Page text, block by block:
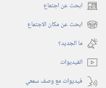
ابحث عن اجتماع (يفتح
نافذة ابحث عن مكان الاجتماع (يفتح
نافذة
جديدة)
ما الجديد؟‏
الفيديوات
فيديوات مع وصف سمعي